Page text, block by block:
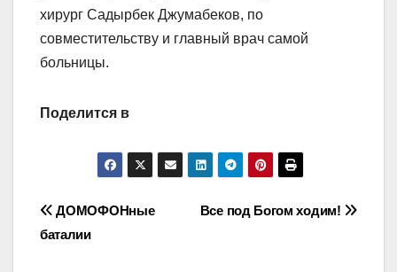
хирург Садырбек Джумабеков, по
совместительству и главный врач самой
больницы.
Поделится в
Навигация
Все под Богом ходим!
ДОМОФОНные
баталии